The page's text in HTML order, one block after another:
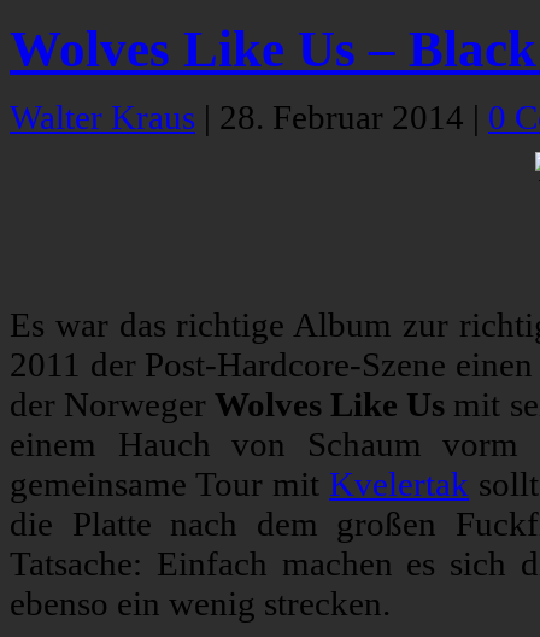
Wolves Like Us –
Walter Kraus | 28. Februar 2014 | 0
Es war das richtige Album zur
2011 der Post-Hardcore-Szene
der NorwegerWolves Like Us mit
einem Hauch von Schaum
gemeinsame Tour mitKvelertak
die Platte nach dem großen
Tatsache: Einfach machen es sich
ebenso ein wenig strecken.